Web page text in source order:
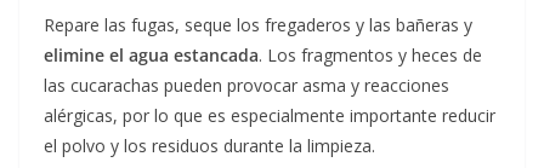
Repare las fugas, seque los fregaderos y las bañeras y
elimine el agua estancada. Los fragmentos y heces de
las cucarachas pueden provocar asma y reacciones
alérgicas, por lo que es especialmente importante reducir
el polvo y los residuos durante la limpieza.